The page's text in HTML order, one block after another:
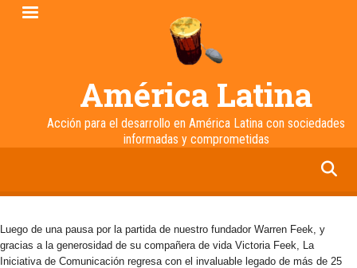
Pasar
América Latina
Acción para el desarrollo en América Latina con sociedades
informadas y comprometidas
Luego de una pausa por la partida de nuestro fundador Warren Feek, y
gracias a la generosidad de su compañera de vida Victoria Feek, La
Iniciativa de Comunicación regresa con el invaluable legado de más de 25